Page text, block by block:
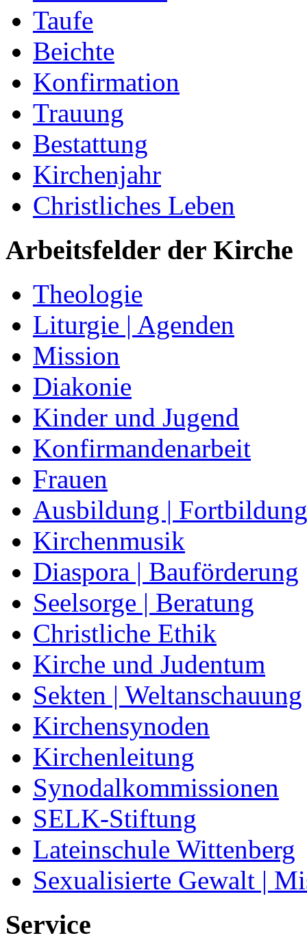
Taufe
Beichte
Konfirmation
Trauung
Bestattung
Kirchenjahr
Christliches Leben
Arbeitsfelder der Kirche
Theologie
Liturgie | Agenden
Mission
Diakonie
Kinder und Jugend
Konfirmandenarbeit
Frauen
Ausbildung | Fortbildung
Kirchenmusik
Diaspora | Bauförderung
Seelsorge | Beratung
Christliche Ethik
Kirche und Judentum
Sekten | Weltanschauung
Kirchensynoden
Kirchenleitung
Synodalkommissionen
SELK-Stiftung
Lateinschule Wittenberg
Sexualisierte Gewalt |
Service